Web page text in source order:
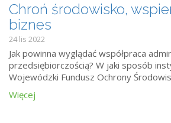
Chroń środowisko,
biznes
24 lis 2022
Jak powinna wyglądać współpraca
przedsiębiorczością? W jaki sposób
Wojewódzki Fundusz Ochrony
Więcej